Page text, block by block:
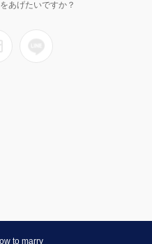
あげたいですか？
to marry